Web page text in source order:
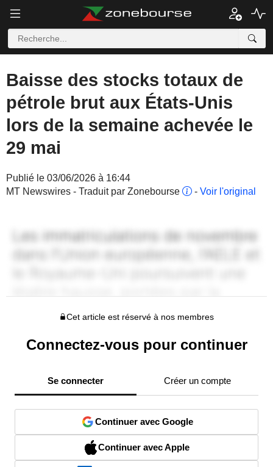
Baisse des stocks totaux de
pétrole brut aux États-Unis
lors de la semaine achevée le
29 mai
Publié le 03/06/2026 à 16:44
MT Newswires - Traduit par Zonebourse
- Voir l'original
Cet article est réservé à nos membres
Connectez-vous pour continuer
Se connecter Créer un compte
Continuer avec Google
Continuer avec Apple